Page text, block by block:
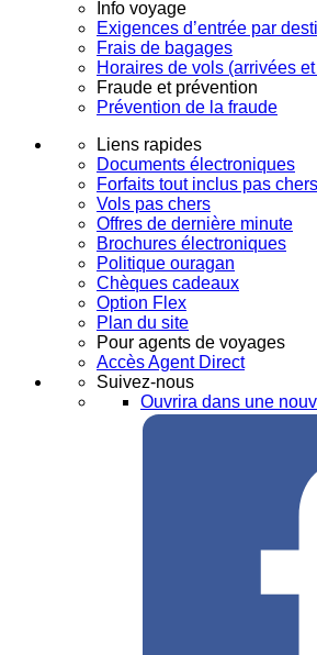
Info voyage
Exigences d’entrée par
Frais de bagages
Horaires de vols (arrivées
Fraude et prévention
Prévention de la fraude
Liens rapides
Documents électroniques
Forfaits tout inclus pas chers
Vols pas chers
Offres de dernière minute
Brochures électroniques
Politique ouragan
Chèques cadeaux
Option Flex
Plan du site
Pour agents de voyages
Accès Agent Direct
Suivez-nous
Ouvrira dans une